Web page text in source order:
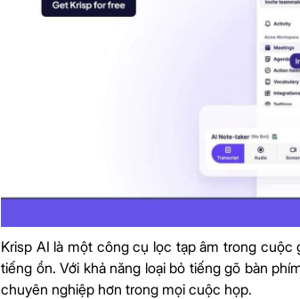
Krisp AI là một công cụ lọc tạp âm trong
tiếng ồn. Với khả năng loại bỏ tiếng gõ bàn
chuyên nghiệp hơn trong mọi cuộc họp.